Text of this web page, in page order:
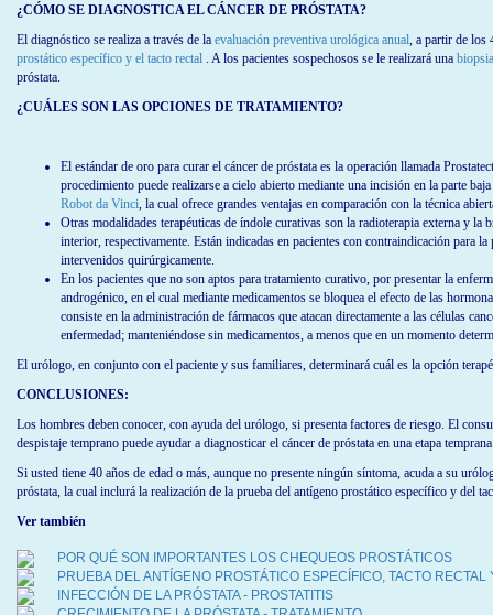
AMBIENTE: Aparentemente existe relación entre la exposición a radiación
¿CÓMO SE DIAGNOSTICA EL CÁNCER DE PRÓSTATA?
El diagnóstico se realiza a través de la
prostático específico y el tacto rectal. A los pacientes sospechosos se le realizará una
El estándar de oro para curar el cáncer de próstata es la operación llamada
procedimiento puede realizarse a cielo abierto mediante una incisión en la parte
Robot da Vinci
, la cual ofrece grandes ventajas en comparación con la técnica
Otras modalidades terapéuticas de índole curativas son la radioterapia externa y
interior, respectivamente. Están indicadas en pacientes con contraindicación para
intervenidos quirúrgicamente.
En los pacientes que no son aptos para tratamiento curativo, por presentar la
androgénico, en el cual mediante medicamentos se bloquea el efecto de las
consiste en la administración de fármacos que atacan directamente a las células
CONCLUSIONES:
Los hombres deben conocer, con ayuda del urólogo, si presenta factores de riesgo. El
despistaje temprano puede ayudar a diagnosticar el cáncer de próstata en una etapa
Si usted tiene 40 años de edad o más, aunque no presente ningún síntoma, acuda a su
Ver también
POR QUÉ SON IMPORTANTES LOS CHEQUEOS PROSTÁTICOS